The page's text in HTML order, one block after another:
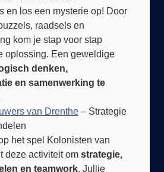
raadsels en
kom je stap voor stap
oplossing. Een geweldige
denken,
en samenwerking te
van Drenthe
het spel Kolonisten van
deze activiteit omstrategie,
en teamwork. Jullie
om opdrachten uit te